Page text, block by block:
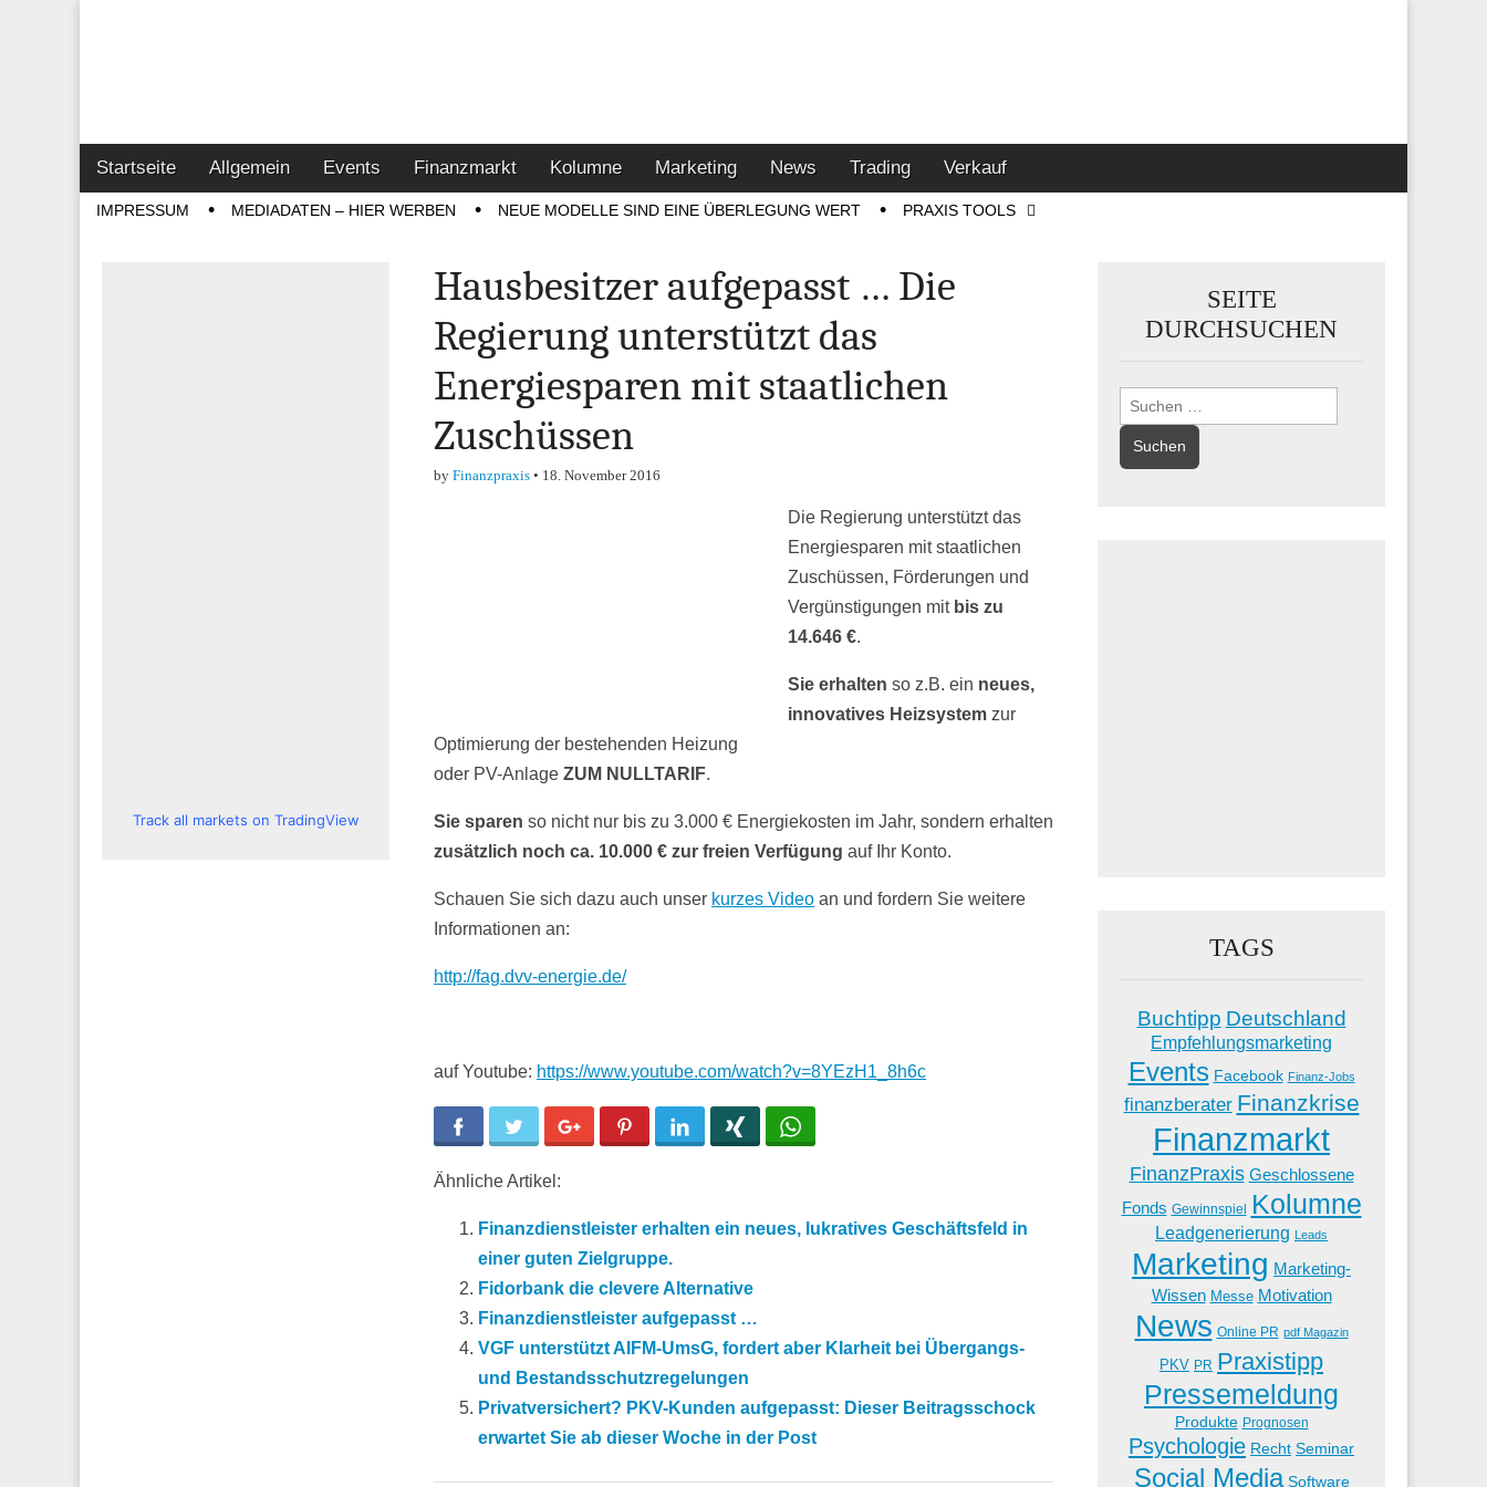
Main
menu
Skip
to
content
Startseite Allgemein Events Finanzmarkt Kolumne Marketing News Trading Verkauf
SubIMPRESSUM MEDIADATEN – HIER WERBEN NEUE MODELLE SIND EINE ÜBERLEGUNG WERT PRAXIS TOOLS
Hausbesitzer aufgepasst … Die
Regierung unterstützt das
Energiesparen mit staatlichen
Zuschüssen
by Finanzpraxis • 18. November 2016
Die Regierung unterstützt das
Energiesparen mit staatlichen
Zuschüssen, Förderungen und
Vergünstigungen mit bis zu
14.646 €.
Sie erhalten so z.B. ein neues,
innovatives Heizsystem zur
Optimierung der bestehenden Heizung
oder PV-Anlage ZUM NULLTARIF.
Sie sparen so nicht nur bis zu 3.000 € Energiekosten im Jahr, sondern erhalten
zusätzlich noch ca. 10.000 € zur freien Verfügung auf Ihr Konto.
Schauen Sie sich dazu auch unser kurzes Video an und fordern Sie weitere
Informationen an:
http://fag.dvv-energie.de/
auf Youtube: https://www.youtube.com/watch?v=8YEzH1_8h6c
Facebook Twitter Google+ Pinterest LinkedIn
Ähnliche Artikel:
Finanzdienstleister erhalten ein neues, lukratives Geschäftsfeld in
einer guten Zielgruppe.
Fidorbank die clevere Alternative
Finanzdienstleister aufgepasst …
VGF unterstützt AIFM-UmsG, fordert aber Klarheit bei Übergangs-
und Bestandsschutzregelungen
Privatversichert? PKV-Kunden aufgepasst: Dieser Beitragsschock
erwartet Sie ab dieser Woche in der Post
Track all markets on TradingView
SEITE
DURCHSUCHEN
Suchen
nach:
TAGS
Buchtipp Deutschland
Empfehlungsmarketing
Events Facebook Finanz-Jobs
finanzberater Finanzkrise
Finanzmarkt
FinanzPraxis Geschlossene
Fonds Gewinnspiel Kolumne
Leadgenerierung Leads
Marketing Marketing-
Wissen Messe Motivation
News Online PR pdf Magazin
PKV PR Praxistipp
Pressemeldung
Produkte Prognosen
Psychologie Recht Seminar
Social Media Software